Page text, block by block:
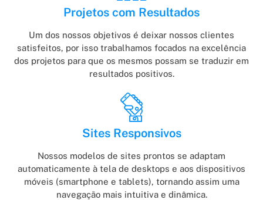
Projetos com Resultados
Um dos nossos objetivos é deixar nossos clientes
satisfeitos, por isso trabalhamos focados na excelência
dos projetos para que os mesmos possam se traduzir em
resultados positivos.
Sites Responsivos
Nossos modelos de sites prontos se adaptam
automaticamente à tela de desktops e aos dispositivos
móveis (smartphone e tablets), tornando assim uma
navegação mais intuitiva e dinâmica.